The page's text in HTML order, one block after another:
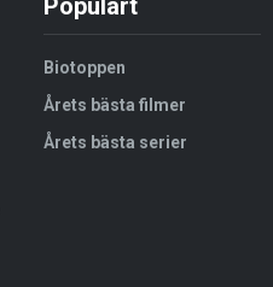
Populärt
Biotoppen
Årets bästa filmer
Årets bästa serier